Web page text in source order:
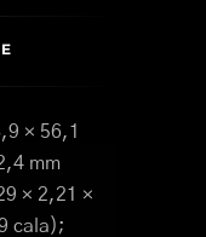
× 56,1
mm
× 2,21 ×
cala);